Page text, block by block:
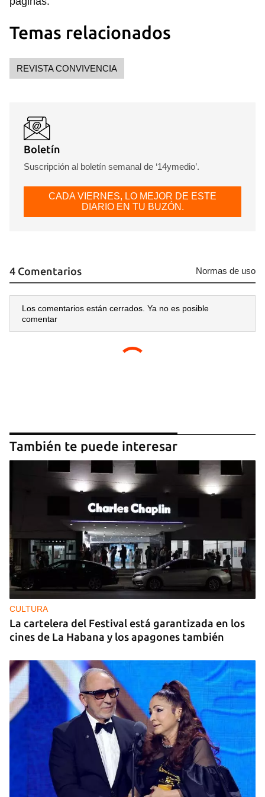
INICIAR SESIÓN
Temas relacionados
REVISTA CONVIVENCIA
Boletín
Suscripción al boletín semanal de ‘14ymedio’.
CADA VIERNES, LO MEJOR DE ESTE
DIARIO EN TU BUZÓN.
4 Comentarios Normas de uso
Los comentarios están cerrados. Ya no es posible
comentar
También te puede interesar
CULTURA
La cartelera del Festival está garantizada en los
cines de La Habana y los apagones también